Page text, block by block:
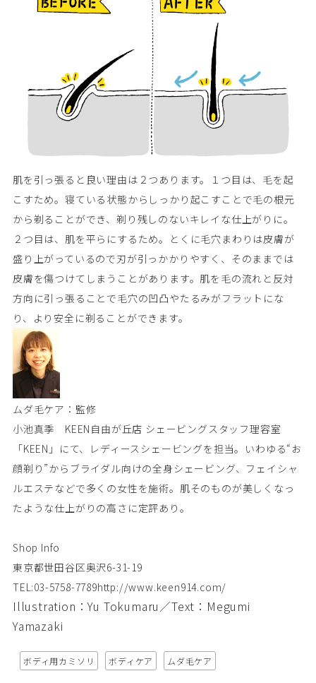
肌を引っ張ると良い理由は２つあります。１つ目は、毛を起
こすため。寝ている状態からしっかり起こすことで毛の根元
から剃ることができ、剃り残しのないキレイな仕上がりに。
２つ目は、肌を平らにするため。とくに毛穴まわりは皮膚が
盛り上がっているので刃が引っかかりやすく、そのままでは
皮膚を傷つけてしまうことがあります。肌を毛の流れと反対
方向に引っ張ることで毛穴の凹凸やたるみがフラットにな
り、より安全に剃ることができます。
ムダ毛ケア：監修
小池真季 KEEN自由が丘店 シェービングスタッフ理容室
「KEEN」にて、レディースシェービングを担当。いわゆる“お
顔剃り”からブライダル向けの全身シェービング、フェイシャ
ルエステなどで多くの女性を施術。肌そのものが美しくなっ
たような仕上がりの高さに定評あり。
Shop Info
東京都世田谷区奥沢6-31-19
TEL:03-5758-7789http://www.keen914.com/
Illustration：Yu Tokumaru／Text：Megumi
Yamazaki
ボディ用カミソリ ボディケア ムダ毛ケア